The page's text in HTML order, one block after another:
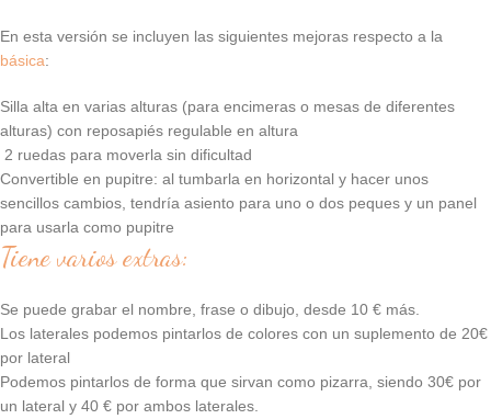
En esta versión se incluyen las siguientes mejoras respecto a la
básica:
Silla alta en varias alturas (para encimeras o mesas de diferentes
alturas) con reposapiés regulable en altura
2 ruedas para moverla sin dificultad
Convertible en pupitre: al tumbarla en horizontal y hacer unos
sencillos cambios, tendría asiento para uno o dos peques y un panel
para usarla como pupitre
Tiene varios extras:
Se puede grabar el nombre, frase o dibujo, desde 10 € más.
Los laterales podemos pintarlos de colores con un suplemento de 20€
por lateral
Podemos pintarlos de forma que sirvan como pizarra, siendo 30€ por
un lateral y 40 € por ambos laterales.